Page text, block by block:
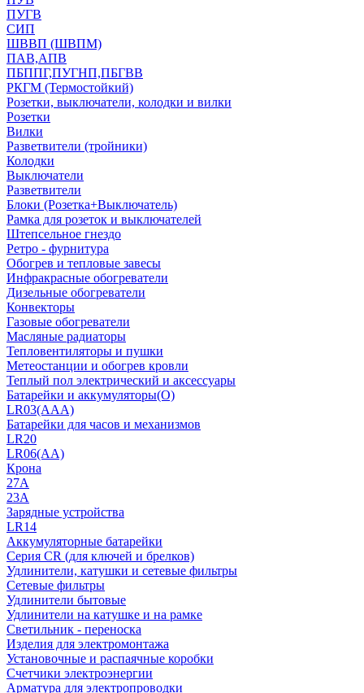
ПУГВ
СИП
ШВВП (ШВПМ)
ПАВ,АПВ
ПБППГ,ПУГНП,ПБГВВ
РКГМ (Термостойкий)
Розетки, выключатели, колодки и вилки
Розетки
Вилки
Разветвители (тройники)
Колодки
Выключатели
Разветвители
Блоки (Розетка+Выключатель)
Рамка для розеток и выключателей
Штепсельное гнездо
Ретро - фурнитура
Обогрев и тепловые завесы
Инфракрасные обогреватели
Дизельные обогреватели
Конвекторы
Газовые обогреватели
Масляные радиаторы
Тепловентиляторы и пушки
Метеостанции и обогрев кровли
Теплый пол электрический и аксессуары
Батарейки и аккумуляторы(О)
LR03(AAA)
Батарейки для часов и механизмов
LR20
LR06(AA)
Крона
27A
23A
Зарядные устройства
LR14
Аккумуляторные батарейки
Серия CR (для ключей и брелков)
Удлинители, катушки и сетевые фильтры
Сетевые фильтры
Удлинители бытовые
Удлинители на катушке и на рамке
Светильник - переноска
Изделия для электромонтажа
Установочные и распаячные коробки
Счетчики электроэнергии
Арматура для электропроводки